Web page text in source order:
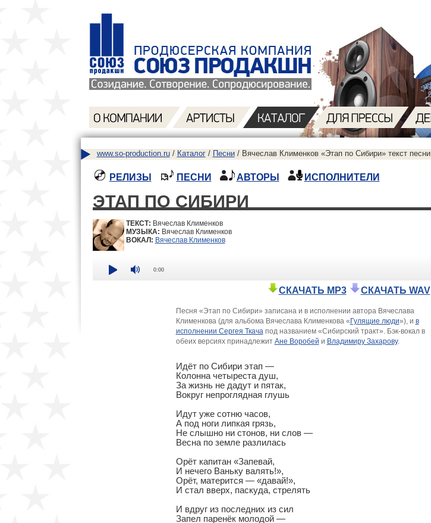
www.so-production.ru/ Каталог/ Песни/ Вячеслав Клименков «Этап по Сибири» текст песни
РЕЛИЗЫ ПЕСНИ АВТОРЫ ИСПОЛНИТЕЛИ
ЭТАП ПО СИБИРИ
ТЕКСТ: Вячеслав Клименков
МУЗЫКА: Вячеслав Клименков
ВОКАЛ: Вячеслав Клименков
0:00
СКАЧАТЬ MP3 СКАЧАТЬ WAV
Песня «Этап по Сибири» записана и в исполнении автора Вячеслава
Клименкова (для альбома Вячеслава Клименкова «Гулящие люди»), и в
исполнении Сергея Ткача под названием «Сибирский тракт». Бэк-вокал в
обеих версиях принадлежит Ане Воробей и Владимиру Захарову.
Идёт по Сибири этап —
Колонна четыреста душ,
За жизнь не дадут и пятак,
Вокруг непроглядная глушь
Идут уже сотню часов,
А под ноги липкая грязь,
Не слышно ни стонов, ни слов —
Весна по земле разлилась
Орёт капитан «Запевай,
И нечего Ваньку валять!»,
Орёт, матерится — «давай!»,
И стал вверх, паскуда, стрелять
И вдруг из последних из сил
Запел паренёк молодой —